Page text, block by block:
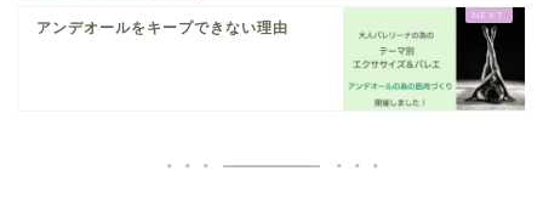
アンデオールをキープできない理由